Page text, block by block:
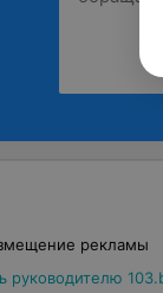
рекламы
руководителю